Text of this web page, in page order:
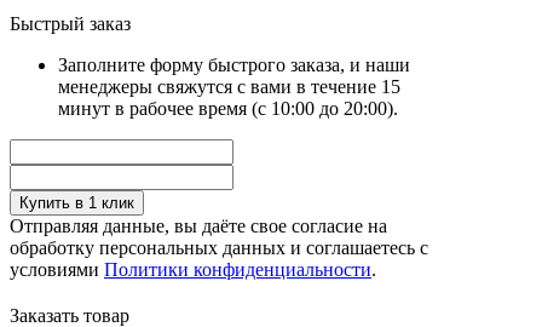
Быстрый заказ
Заполните форму быстрого заказа, и наши
менеджеры свяжутся с вами в течение 15
минут в рабочее время (с 10:00 до 20:00).
Купить в 1 клик
Отправляя данные, вы даёте свое согласие на
обработку персональных данных и соглашаетесь с
условиями Политики конфиденциальности.
Заказать товар